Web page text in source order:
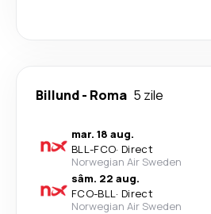
Billund- Roma 5 zile
mar. 18 aug.
BLL-FCO· Direct
Norwegian Air Sweden
sâm. 22 aug.
FCO-BLL· Direct
Norwegian Air Sweden